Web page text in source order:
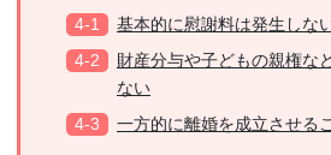
基本的に慰謝料は発生しな
財産分与や子どもの親権な
ない
一方的に離婚を成立させる